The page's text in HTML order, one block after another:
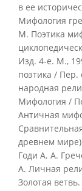
в ее
Мифология
М. Поэтика
Изд. 4-е. М.,
поэтика / Пер.
народная
Мифология /
Античная
древнем
Годи А. А.
А. Личная
Золотая